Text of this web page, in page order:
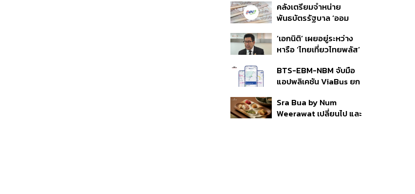
สิน’ สิริอายุ 103 ปี แกนนำ
เพื่อไทย-บุคคลหลาก
คลังเตรียมจำหน่าย
พันธบัตรรัฐบาล ‘ออม
ก.ย.นี้ อาจเพิ่มสัดส่วนการ
ขายแบบ Small Lot First
‘เอกนิติ’ เผยอยู่ระหว่าง
หารือ ‘ไทยเที่ยวไทยพลัส’
แสนล้าน มั่นใจงบต่อ ‘ไทย
ช่วยไทย พลัส’ เฟส 2 มี
BTS-EBM-NBM จับมือ
แอปพลิเคชัน ViaBus ยก
รถไฟฟ้า 3 สายแบบเรียล
ไทม์
Sra Bua by Num
Weerawat เปลี่ยนไป และ